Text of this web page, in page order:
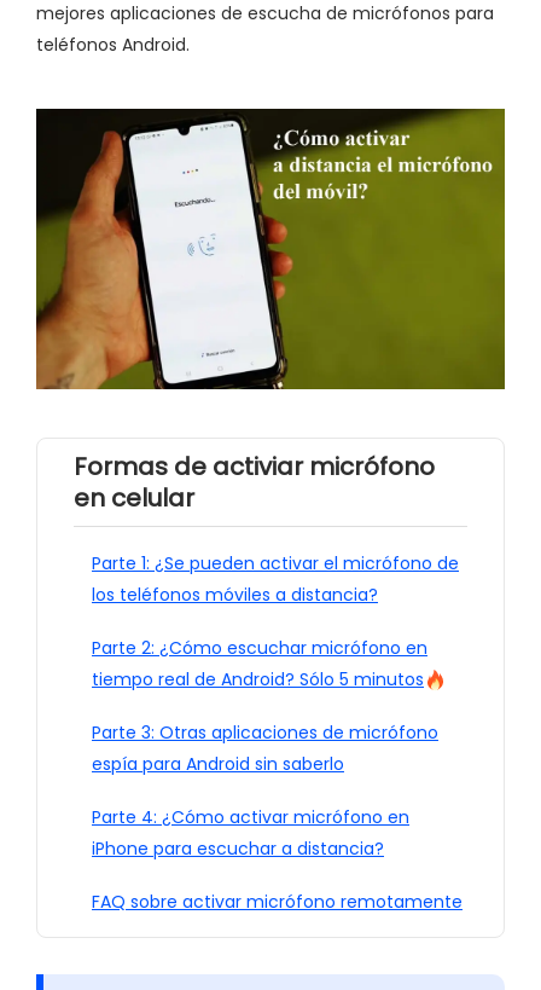
mejores aplicaciones de escucha de micrófonos para
teléfonos Android.
Formas de activiar micrófono
en celular
Parte 1: ¿Se pueden activar el micrófono de
los teléfonos móviles a distancia?
Parte 2: ¿Cómo escuchar micrófono en
tiempo real de Android? Sólo 5 minutos
Parte 3: Otras aplicaciones de micrófono
espía para Android sin saberlo
Parte 4: ¿Cómo activar micrófono en
iPhone para escuchar a distancia?
FAQ sobre activar micrófono remotamente